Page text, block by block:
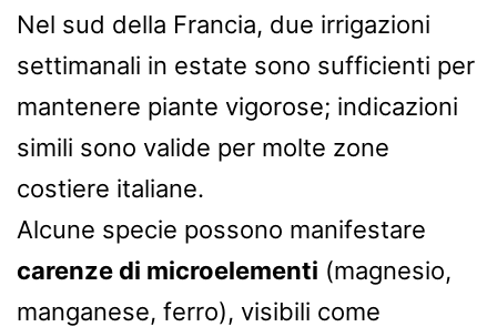
Nel sud della Francia, due irrigazioni
settimanali in estate sono sufficienti per
mantenere piante vigorose; indicazioni
simili sono valide per molte zone
costiere italiane.
Alcune specie possono manifestare
carenze di microelementi (magnesio,
manganese, ferro), visibili come